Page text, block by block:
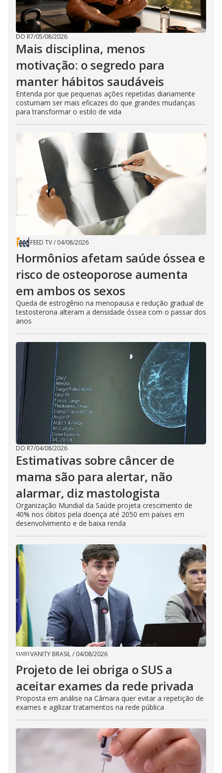
DO R7/05/08/2026
Mais disciplina, menos
motivação: o segredo para
manter hábitos saudáveis
Entenda por que pequenas ações repetidas diariamente
costumam ser mais eficazes do que grandes mudanças
para transformar o estilo de vida
FEED TV/ 04/08/2026
Hormônios afetam saúde óssea e
risco de osteoporose aumenta
em ambos os sexos
Queda de estrogênio na menopausa e redução gradual de
testosterona alteram a densidade óssea com o passar dos
anos
DO R7/04/08/2026
Estimativas sobre câncer de
mama são para alertar, não
alarmar, diz mastologista
Organização Mundial da Saúde projeta crescimento de
40% nos óbitos pela doença até 2050 em países em
desenvolvimento e de baixa renda
VANITY BRASIL/ 04/08/2026
Projeto de lei obriga o SUS a
aceitar exames da rede privada
Proposta em análise na Câmara quer evitar a repetição de
exames e agilizar tratamentos na rede pública